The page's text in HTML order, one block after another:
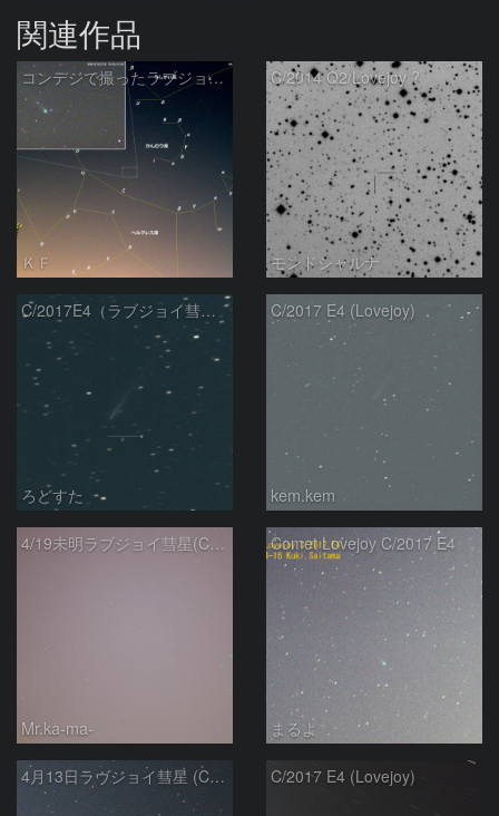
関連作品
コンデジで撮ったラブジョイ彗星（3）
ＫＦ
C/2014 Q2/Lovejoy ?
モンドシャルナ
C/2017E4（ラブジョイ彗星）
ろどすた
C/2017 E4 (Lovejoy)
kem.kem
4/19未明ラブジョイ彗星(C/2017E4)とM31
Mr.ka-ma-
Comet Lovejoy C/2017 E4
まるよ
4月13日ラヴジョイ彗星 (C/2017 E4) C/2017 E4 (Lovejoy)